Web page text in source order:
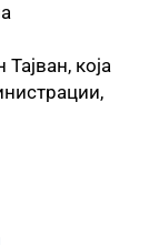
која